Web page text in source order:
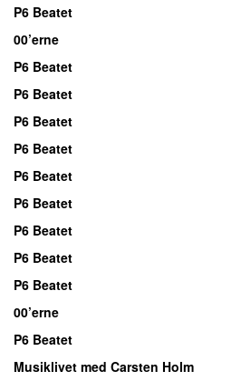
P6 Beatet
00’erne
P6 Beatet
P6 Beatet
P6 Beatet
P6 Beatet
P6 Beatet
P6 Beatet
P6 Beatet
P6 Beatet
P6 Beatet
00’erne
P6 Beatet
Musiklivet med Carsten Holm